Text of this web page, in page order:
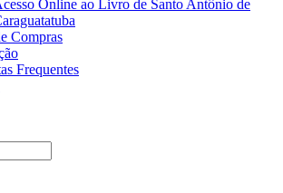
Online ao Livro de Santo Antônio de
Compras
Frequentes